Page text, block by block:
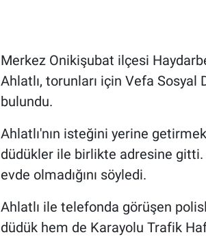
Merkez Onikişubat ilçesi
Ahlatlı, torunları için Vefa Sosyal
bulundu.
Ahlatlı'nın isteğini yerine
düdükler ile birlikte adresine gitti.
evde olmadığını söyledi.
Ahlatlı ile telefonda görüşen
düdük hem de Karayolu Trafik